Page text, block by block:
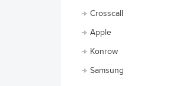
Crosscall
Apple
Konrow
Samsung